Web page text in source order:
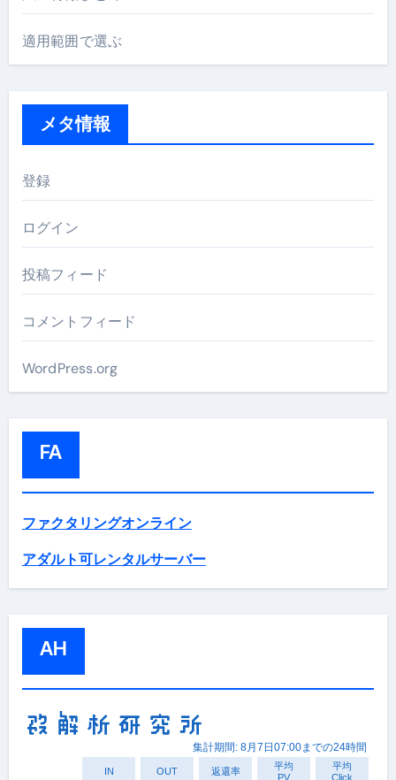
適用範囲で選ぶ
メタ情報
登録
ログイン
投稿フィード
コメントフィード
WordPress.org
FA
ファクタリングオンライン
アダルト可レンタルサーバー
AH